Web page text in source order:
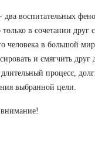
два воспитательных
в сочетании друг
человека в большой
и смягчить друг
длительный процесс,
выбранной цели.